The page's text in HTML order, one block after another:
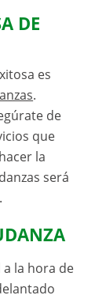
DE
es
.
de
que
la
será
a la hora de